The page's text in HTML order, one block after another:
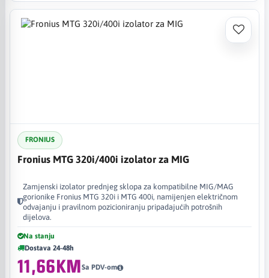
FRONIUS
Fronius MTG 320i/400i izolator za MIG
Zamjenski izolator prednjeg sklopa za kompatibilne MIG/MAG
gorionike Fronius MTG 320i i MTG 400i, namijenjen električnom
odvajanju i pravilnom pozicioniranju pripadajućih potrošnih
dijelova.
Na stanju
Dostava 24-48h
11,66KMSa PDV-om